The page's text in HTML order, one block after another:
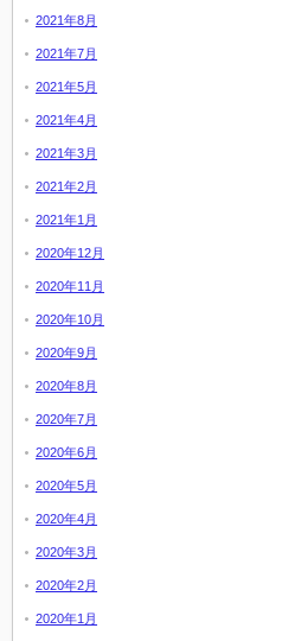
2021年8月
2021年7月
2021年5月
2021年4月
2021年3月
2021年2月
2021年1月
2020年12月
2020年11月
2020年10月
2020年9月
2020年8月
2020年7月
2020年6月
2020年5月
2020年4月
2020年3月
2020年2月
2020年1月